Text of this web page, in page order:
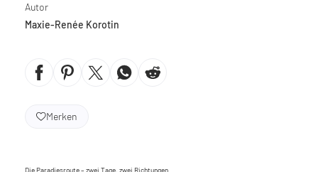
Autor
Maxie-Renée Korotin
Merken
Die Paradiesroute – zwei Tage, zwei Richtungen